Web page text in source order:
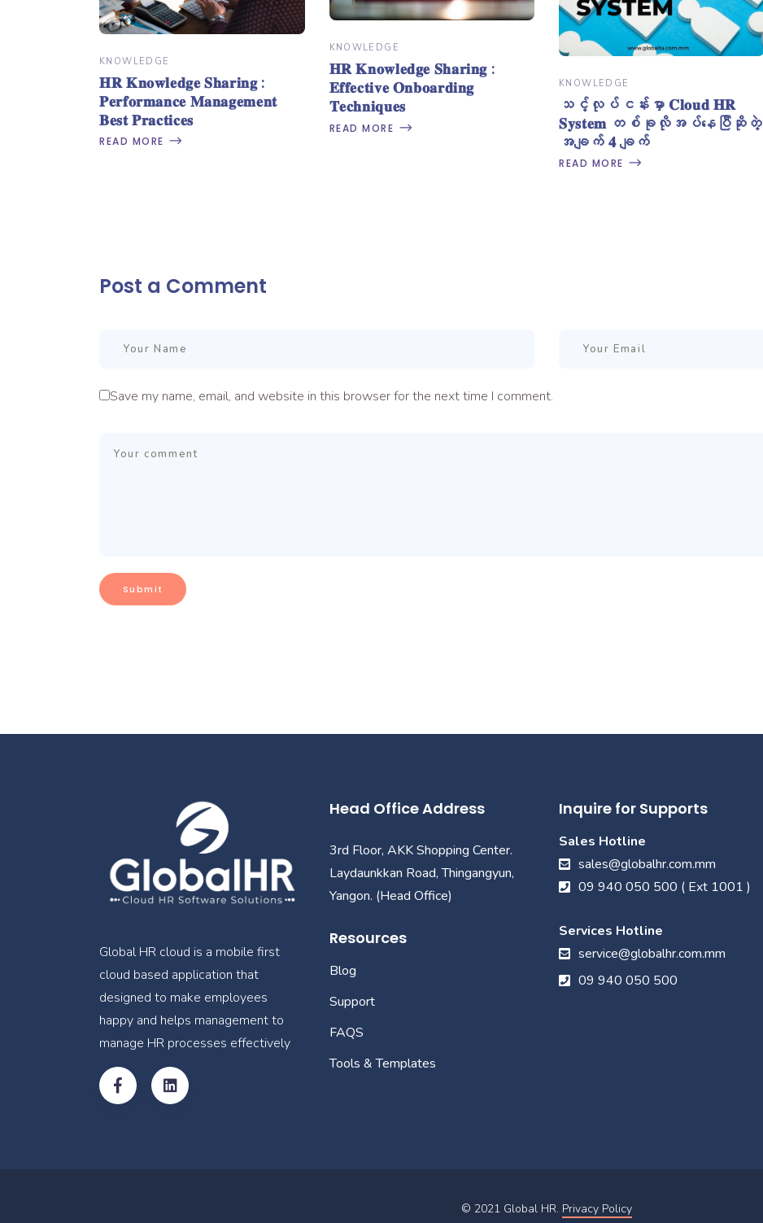
KNOWLEDGE
𝐇𝐑 𝐊𝐧𝐨𝐰𝐥𝐞𝐝𝐠𝐞 𝐒𝐡𝐚𝐫𝐢𝐧𝐠 :
𝐏𝐞𝐫𝐟𝐨𝐫𝐦𝐚𝐧𝐜𝐞 𝐌𝐚𝐧𝐚𝐠𝐞𝐦𝐞𝐧𝐭
𝐁𝐞𝐬𝐭 𝐏𝐫𝐚𝐜𝐭𝐢𝐜𝐞𝐬
READ MORE
KNOWLEDGE
𝐇𝐑 𝐊𝐧𝐨𝐰𝐥𝐞𝐝𝐠𝐞 𝐒𝐡𝐚𝐫𝐢𝐧𝐠 :
𝐄𝐟𝐟𝐞𝐜𝐭𝐢𝐯𝐞 𝐎𝐧𝐛𝐨𝐚𝐫𝐝𝐢𝐧𝐠
𝐓𝐞𝐜𝐡𝐧𝐢𝐪𝐮𝐞𝐬
READ MORE
KNOWLEDGE
သင့်လုပ်ငန်းမှာ 𝐂𝐥𝐨𝐮𝐝 𝐇𝐑
𝐒𝐲𝐬𝐭𝐞𝐦 တစ်ခုလိုအပ်နေပြီဆိုတဲ့
အချက် 𝟒 ချက်
READ MORE
Post a Comment
Save my name, email, and website in this browser for the next time I comment.
Global HR cloud is a mobile first
cloud based application that
designed to make employees
happy and helps management to
manage HR processes effectively
Head Office Address
3rd Floor, AKK Shopping Center.
Laydaunkkan Road, Thingangyun,
Yangon. (Head Office)
Resources
Blog
Support
FAQS
Tools & Templates
Inquire for Supports
Sales Hotline
sales@globalhr.com.mm
09 940 050 500 ( Ext 1001 )
Services Hotline
service@globalhr.com.mm
09 940 050 500
© 2021 Global HR. Privacy Policy